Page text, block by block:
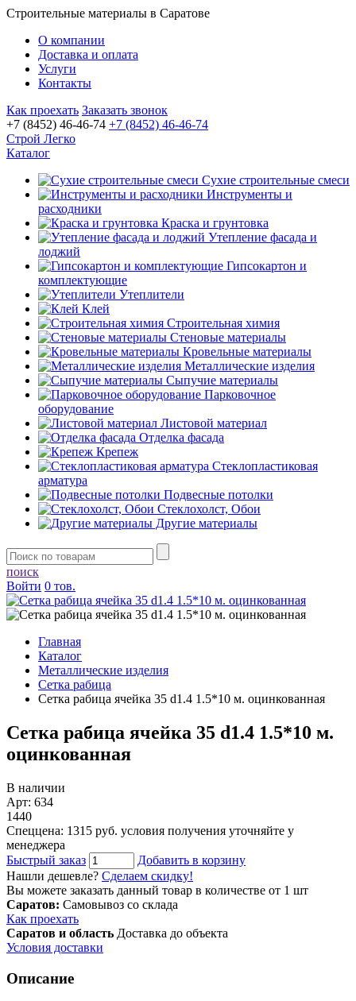
Строительные материалы в Саратове
О компании
Доставка и оплата
Услуги
Контакты
Как проехать Заказать звонок
+7 (8452) 46-46-74 +7 (8452) 46-46-74
Строй Легко
Каталог
Сухие строительные смеси
Инструменты и
расходники
Краска и грунтовка
Утепление фасада и
лоджий
Гипсокартон и
комплектующие
Утеплители
Клей
Строительная химия
Стеновые материалы
Кровельные материалы
Металлические изделия
Сыпучие материалы
Парковочное
оборудование
Листовой материал
Отделка фасада
Крепеж
Стеклопластиковая
арматура
Подвесные потолки
Стеклохолст, Обои
Другие материалы
поиск
Войти 0 тов.
Главная
Каталог
Металлические изделия
Сетка рабица
Сетка рабица ячейка 35 d1.4 1.5*10 м. оцинкованная
Сетка рабица ячейка 35 d1.4 1.5*10 м.
оцинкованная
В наличии
Арт: 634
1440
Спеццена: 1315 руб. условия получения уточняйте у
менеджера
Быстрый заказ
Добавить в корзину
Нашли дешевле? Сделаем скидку!
Вы можете заказать данный товар в количестве от 1 шт
Саратов: Самовывоз со склада
Как проехать
Саратов и область Доставка до объекта
Условия доставки
Описание